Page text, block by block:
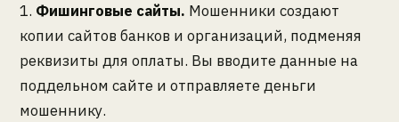
1. Фишинговые сайты. Мошенники создают
копии сайтов банков и организаций, подменяя
реквизиты для оплаты. Вы вводите данные на
поддельном сайте и отправляете деньги
мошеннику.